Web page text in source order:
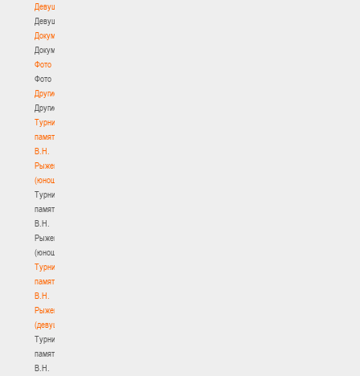
Девушки
Девушки
Документы
Документы
Фото
Фото
Другие
Другие
Турнир
памяти
В.Н.
Рыженкова
(юноши)
Турнир
памяти
В.Н.
Рыженкова
(юноши)
Турнир
памяти
В.Н.
Рыженкова
(девушки)
Турнир
памяти
В.Н.